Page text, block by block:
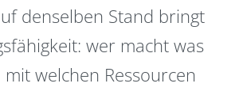
denselben Stand bringt
wer macht was
mit welchen Ressourcen